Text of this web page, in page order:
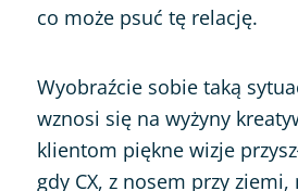
co może psuć tę relację.
Wyobraźcie sobie taką
wznosi się na wyżyny
klientom piękne wizje
gdy CX, z nosem przy